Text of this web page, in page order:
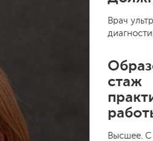
Врач
стаж
Высшее.